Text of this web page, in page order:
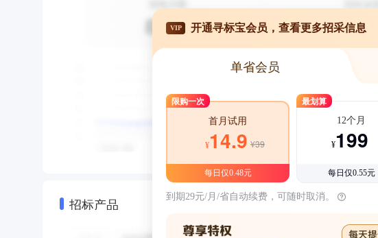
招标产品
VIP 开通寻标宝会员，查看更多招采信息
单省会员
限购一次
首月试用
¥14.9 ¥39
每日仅0.48元
最划算
12个月
¥199
每日仅0.55元
到期29元/月/省自动续费，可随时取消。